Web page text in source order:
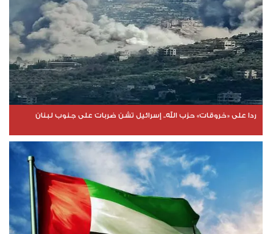
ردا على «خروقات» حزب الله.. إسرائيل تشن ضربات على جنوب لبنان